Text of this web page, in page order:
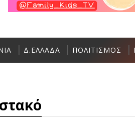
Δ.ΕΛΛΑΔΑ ΠΟΛΙΤΙΣΜΟΣ